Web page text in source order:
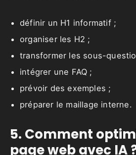
définir un H1 informatif ;
organiser les H2 ;
transformer les sous-
intégrer une FAQ ;
prévoir des exemples ;
préparer le maillage interne.
5. Comment
page web avec IA